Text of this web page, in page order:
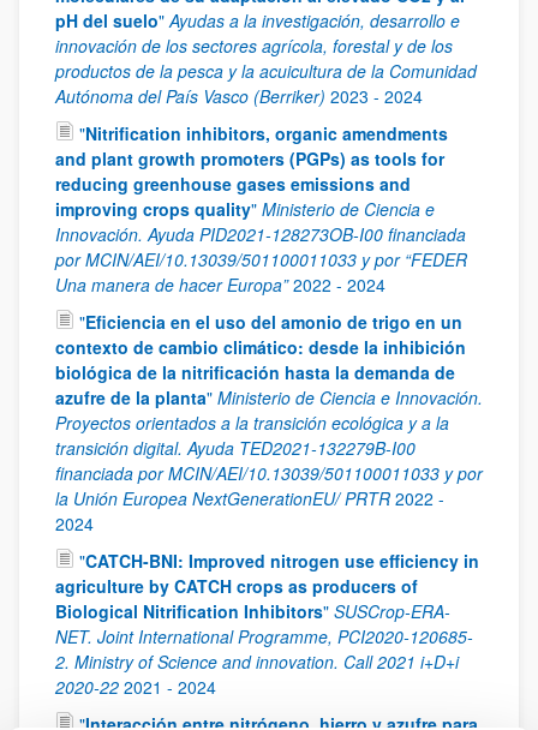
pH del suelo"Ayudas a la investigación, desarrollo e
innovación de los sectores agrícola, forestal y de los
productos de la pesca y la acuicultura de la Comunidad
Autónoma del País Vasco (Berriker) 2023 - 2024
"Nitrification inhibitors, organic amendments
and plant growth promoters (PGPs) as tools for
reducing greenhouse gases emissions and
improving crops quality" Ministerio de Ciencia e
Innovación. Ayuda PID2021-128273OB-I00 financiada
por MCIN/AEI/10.13039/501100011033 y por “FEDER
Una manera de hacer Europa” 2022 - 2024
"Eficiencia en el uso del amonio de trigo en un
contexto de cambio climático: desde la inhibición
biológica de la nitrificación hasta la demanda de
azufre de la planta" Ministerio de Ciencia e Innovación.
Proyectos orientados a la transición ecológica y a la
transición digital. Ayuda TED2021-132279B-I00
financiada por MCIN/AEI/10.13039/501100011033 y por
la Unión Europea NextGenerationEU/ PRTR 2022 -
2024
"CATCH-BNI: Improved nitrogen use efficiency in
agriculture by CATCH crops as producers of
Biological Nitrification Inhibitors" SUSCrop-ERA-
NET. Joint International Programme, PCI2020-120685-
2. Ministry of Science and innovation. Call 2021 i+D+i
2020-22 2021 - 2024
"Interacción entre nitrógeno, hierro y azufre para